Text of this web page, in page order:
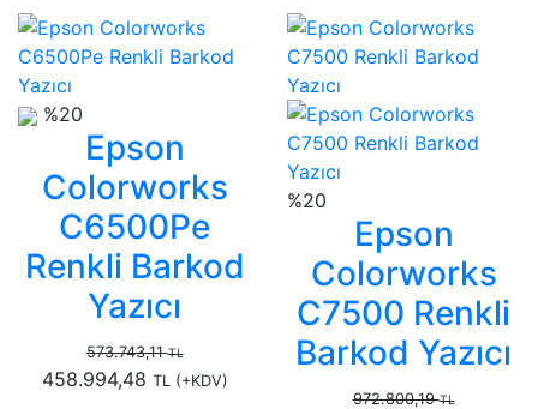
%20
Epson
Colorworks
C6500Pe
Renkli Barkod
Yazıcı
573.743,11TL
458.994,48 TL (+KDV)
%20
Epson
Colorworks
C7500 Renkli
Barkod Yazıcı
972.800,19TL